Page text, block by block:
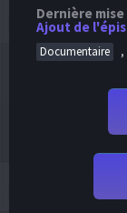
Dernière
Ajout de
Documentaire ,